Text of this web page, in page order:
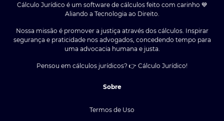
Cálculo Jurídico é um software de cálculos feito com carinho 💙
Aliando a Tecnologia ao Direito.
Nossa missão é promover a justiça através dos cálculos. Inspirar
segurança e praticidade nos advogados, concedendo tempo para
uma advocacia humana e justa.
Pensou em cálculos jurídicos? 👉 Cálculo Jurídico!
Sobre
Termos de Uso